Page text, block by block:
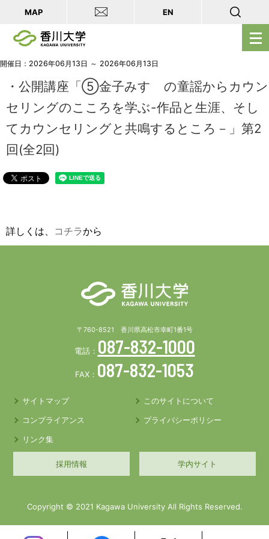
メ
ニ
ー
開
く
MAP EN
開催日：2026年06月13日 ～ 2026年06月13日
・公開講座「⑤金子みすゞの童謡からカウン
セリングのこころを学ぶ-作品と生涯、そし
てカウンセリングと共鳴するところ－」第2
回(全2回)
詳しくは、 コチラから
〒760-8521 香川県高松市幸町1番1号
電話： 087-832-1000
FAX： 087-832-1053
サイトマップ
このサイトについて
コンプライアンス
プライバシーポリシー
リンク集
採用情報 学内サイト
Copyright © 2021 Kagawa University All Rights Reserved.